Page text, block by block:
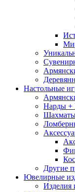
Настольные
Нарды
Другие
Ювелирные
Изделия